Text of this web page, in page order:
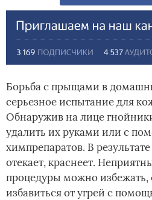
Борьба с прыщами в
серьезное испытание для
Обнаружив на лице
удалить их руками или с
химпрепаратов. В
отекает, краснеет.
процедуры можно избежать,
избавиться от угрей с